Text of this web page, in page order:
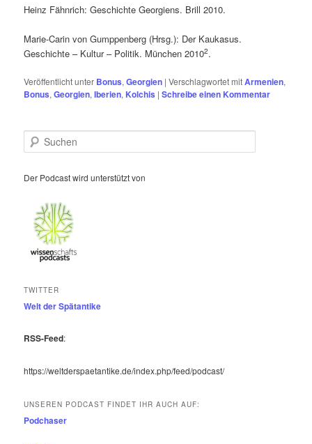
Heinz Fähnrich: Geschichte Georgiens. Brill 2010.
Marie-Carin von Gumppenberg (Hrsg.): Der Kaukasus.
Geschichte – Kultur – Politik. München 20102.
Veröffentlicht unter Bonus,Georgien |Verschlagwortet mitArmenien,
Bonus,Georgien,Iberien, Kolchis |Schreibe einen Kommentar
u
h
Der Podcast wird unterstützt von
TWITTER
Welt der Spätantike
RSS-Feed:
https://weltderspaetantike.de/index.php/feed/podcast/
UNSEREN PODCAST FINDET IHR AUCH AUF:
Podchaser